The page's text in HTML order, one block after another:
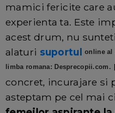
mamici fericite care
experienta ta. Este
acest drum, nu
alaturi suportul online al
limba romana: Desprecopii.com.
concret, incurajare si
asteptam pe cel mai